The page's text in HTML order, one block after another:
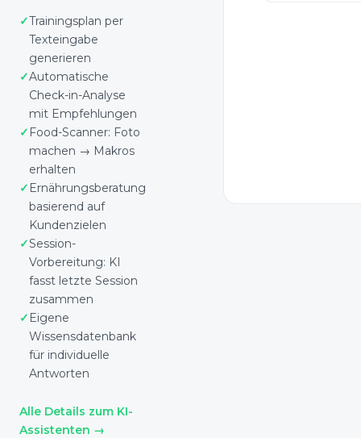
Trainingsplan per
Texteingabe
generieren
Automatische
Check-in-Analyse
mit Empfehlungen
Food-Scanner: Foto
machen → Makros
erhalten
Ernährungsberatung
basierend auf
Kundenzielen
Session-
Vorbereitung: KI
fasst letzte Session
zusammen
Eigene
Wissensdatenbank
für individuelle
Antworten
Alle Details zum KI-
Assistenten →